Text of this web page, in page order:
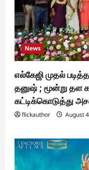
News
எல்கேஜி முதல்
தனுஷ் ; மூன்று தள
கட்டிக்கொடுத்து
flickauthor August